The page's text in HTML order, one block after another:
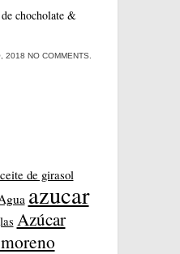
chocholate &
2018 NO COMMENTS.
de girasol
azucar
Azúcar